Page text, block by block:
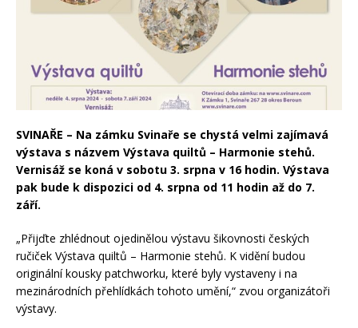
SVINAŘE – Na zámku Svinaře se chystá velmi zajímavá
výstava s názvem Výstava quiltů – Harmonie stehů.
Vernisáž se koná v sobotu 3. srpna v 16 hodin. Výstava
pak bude k dispozici od 4. srpna od 11 hodin až do 7.
září.
„Přijďte zhlédnout ojedinělou výstavu šikovnosti českých
ručiček Výstava quiltů – Harmonie stehů. K vidění budou
originální kousky patchworku, které byly vystaveny i na
mezinárodních přehlídkách tohoto umění,“ zvou organizátoři
výstavy.